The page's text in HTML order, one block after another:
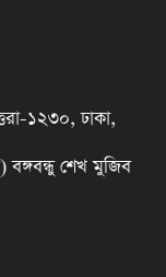
১২৩০, ঢাকা,
শেখ মুজিব